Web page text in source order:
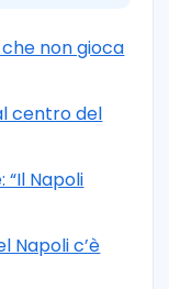
che non gioca
centro del
“Il Napoli
Napoli c’è